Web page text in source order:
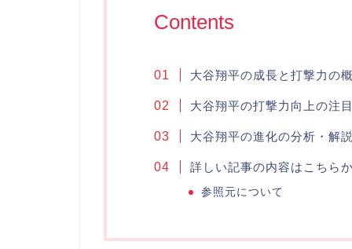
Contents
大谷翔平の成長と打撃力の
大谷翔平の打撃力向上の注
大谷翔平の進化の分析・解
詳しい記事の内容はこちら
参照元について